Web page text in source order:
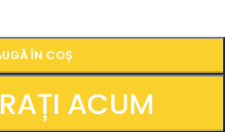
ÎN COȘ
ACUM